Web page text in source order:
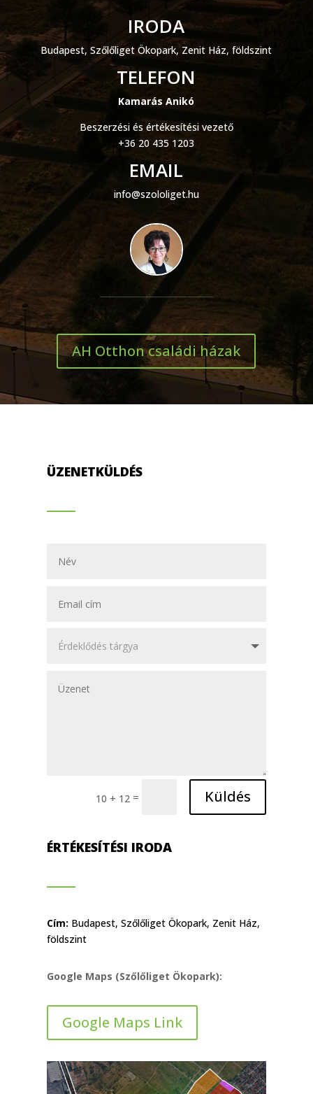
IRODA
Budapest, Szőlőliget Ökopark, Zenit Ház, földszint
TELEFON
Kamarás Anikó
Beszerzési és értékesítési vezető
+36 20 435 1203
EMAIL
info@szololiget.hu
AH Otthon családi házak
ÜZENETKÜLDÉS
10 + 12 = Küldés
ÉRTÉKESÍTÉSI IRODA
Cím: Budapest, Szőlőliget Ökopark, Zenit Ház,
földszint
Google Maps (Szőlőliget Ökopark):
Google Maps Link